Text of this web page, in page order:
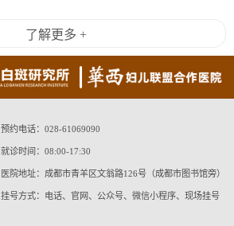
了解更多 +
预约电话： 028-61069090
就诊时间：08:00-17:30
医院地址：成都市青羊区文翁路126号（成都市图书馆旁）
挂号方式：电话、官网、公众号、微信小程序、现场挂号